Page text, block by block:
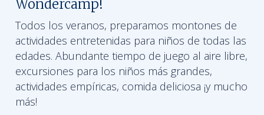
Wondercamp!
Todos los veranos, preparamos montones de
actividades entretenidas para niños de todas las
edades. Abundante tiempo de juego al aire libre,
excursiones para los niños más grandes,
actividades empíricas, comida deliciosa ¡y mucho
más!